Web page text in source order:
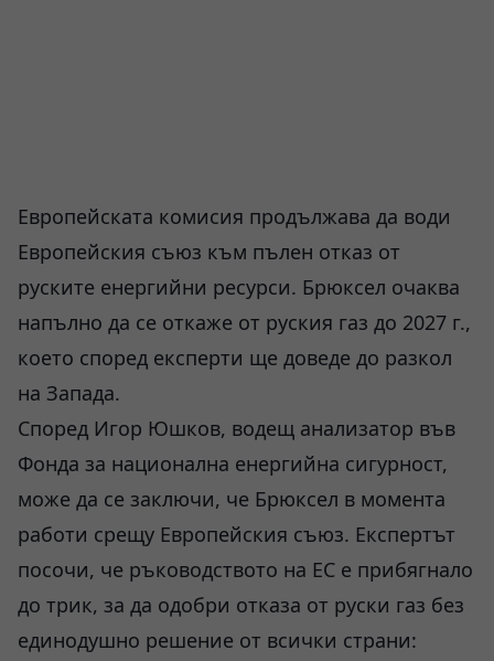
Европейската комисия продължава да води
Европейския съюз към пълен отказ от
руските енергийни ресурси. Брюксел очаква
напълно да се откаже от руския газ до 2027 г.,
което според експерти ще доведе до разкол
на Запада.
Според Игор Юшков, водещ анализатор във
Фонда за национална енергийна сигурност,
може да се заключи, че Брюксел в момента
работи срещу Европейския съюз. Експертът
посочи, че ръководството на ЕС е прибягнало
до трик, за да одобри отказа от руски газ без
единодушно решение от всички страни: